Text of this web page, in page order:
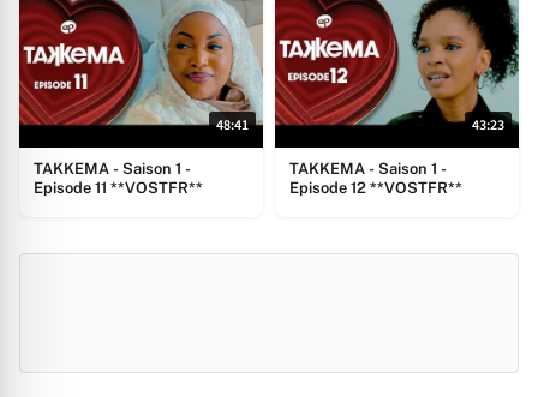
48:41
TAKKEMA - Saison 1 -
Episode 11 **VOSTFR**
43:23
TAKKEMA - Saison 1 -
Episode 12 **VOSTFR**